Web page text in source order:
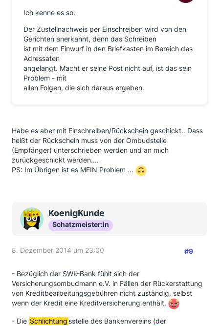
Ich kenne es so:
Der Zustellnachweis per Einschreiben wird von den
Gerichten anerkannt, denn das Schreiben
ist mit dem Einwurf in den Briefkasten im Bereich des
Adressaten
angelangt. Macht er seine Post nicht auf, ist das sein
Problem - mit
allen Folgen, die sich daraus ergeben.
Habe es aber mit Einschreiben/Rückschein geschickt.. Dass
heißt der Rückschein muss von der Ombudstelle
(Empfänger) unterschrieben werden und an mich
zurückgeschickt werden....
PS: Im Übrigen ist es MEIN Problem ...
KoenigKunde
Schatzmeister:in
8. Dezember 2014 um 23:00 #9
- Bezüglich der SWK-Bank fühlt sich der
Versicherungsombudmann e.V. in Fällen der Rückerstattung
von Kreditbearbeitungsgebühren nicht zuständig, selbst
wenn der Kredit eine Kreditversicherung enthält.
- Die Schlichtung sstelle des Bankenvereins (der